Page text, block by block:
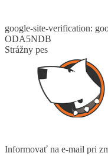
google-site-verification:
ODA5NDB
Strážny pes
Informovať na e-mail pri